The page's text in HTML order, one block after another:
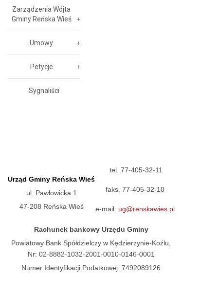
Zarządzenia Wójta
Gminy Reńska Wieś
Umowy
Petycje
Sygnaliści
Urząd Gminy Reńska Wieś
ul. Pawłowicka 1
47-208 Reńska Wieś
tel. 77-405-32-11
faks. 77-405-32-10
e-mail: ug@renskawies.pl
Rachunek bankowy Urzędu Gminy
Powiatowy Bank Spółdzielczy w Kędzierzynie-Koźlu,
Nr: 02-8882-1032-2001-0010-0146-0001
Numer Identyfikacji Podatkowej: 7492089126